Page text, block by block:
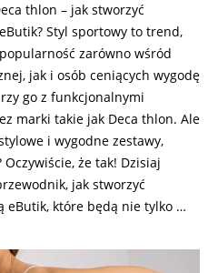
thlon – jak stworzyć
Styl sportowy to trend,
zarówno wśród
jak i osób ceniących wygodę
go z funkcjonalnymi
marki takie jak Deca thlon. Ale
i wygodne zestawy,
że tak! Dzisiaj
jak stworzyć
eButik, które będą nie tylko …